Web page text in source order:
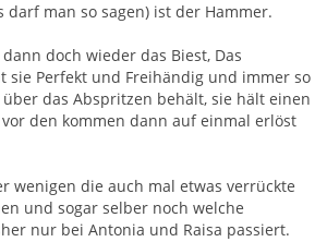
darf man so sagen) ist der Hammer.
doch wieder das Biest, Das
sie Perfekt und Freihändig und immer so
das Abspritzen behält, sie hält einen
den kommen dann auf einmal erlöst
wenigen die auch mal etwas verrückte
und sogar selber noch welche
nur bei Antonia und Raisa passiert.